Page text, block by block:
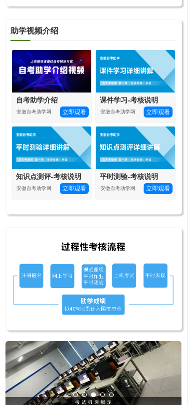
自考助学介绍
安徽自考助学网 立即观看
课件学习-考核说明
安徽自考助学网 立即观看
知识点测评-考核说明
安徽自考助学网 立即观看
平时测验-考核说明
安徽自考助学网 立即观看
助学视频介绍